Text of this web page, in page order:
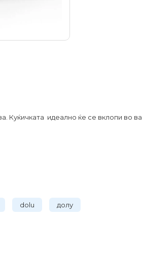
Куќичката идеално ќе се вклопи во
dolu долу